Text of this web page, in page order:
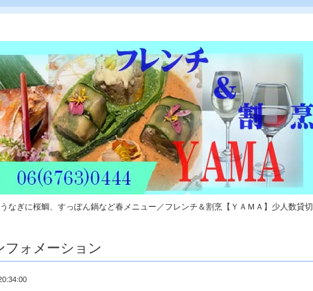
なぎに桜鯛、すっぽん鍋など春メニュー／フレンチ＆割烹【ＹＡＭＡ】少人数貸切
フォメーション